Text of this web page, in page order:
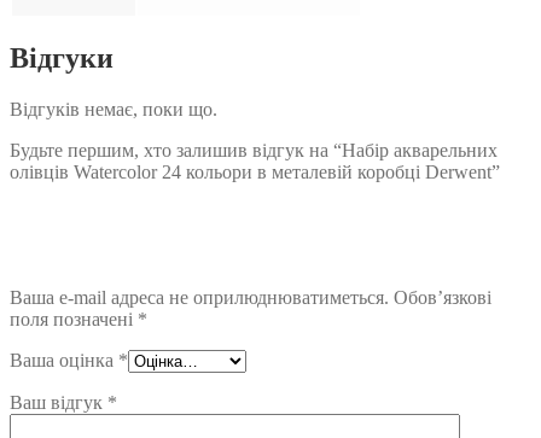
Відгуки
Відгуків немає, поки що.
Будьте першим, хто залишив відгук на “Набір акварельних
олівців Watercolor 24 кольори в металевій коробці Derwent”
Ваша e-mail адреса не оприлюднюватиметься. Обов’язкові
поля позначені *
Ваша оцінка *
Ваш відгук *